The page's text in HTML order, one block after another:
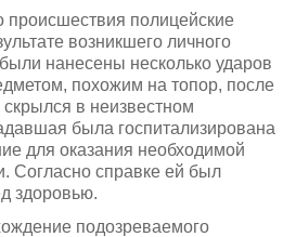
полицейские
возникшего личного
нанесены несколько ударов
похожим на топор, после
в неизвестном
была госпитализирована
для оказания необходимой
Согласно справке ей был
здоровью.
подозреваемого